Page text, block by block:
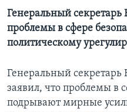
Генеральный секретарь
проблемы в сфере
политическому
Генеральный
заявил, что проблемы в
подрывают мирные